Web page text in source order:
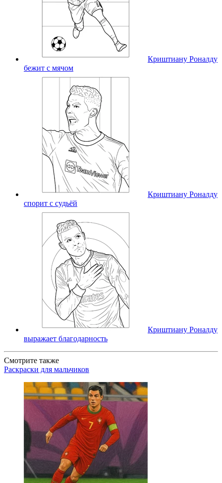
Криштиану Роналду
бежит с мячом
Криштиану Роналду
спорит с судьёй
Криштиану Роналду
выражает благодарность
Смотрите также
Раскраски для мальчиков